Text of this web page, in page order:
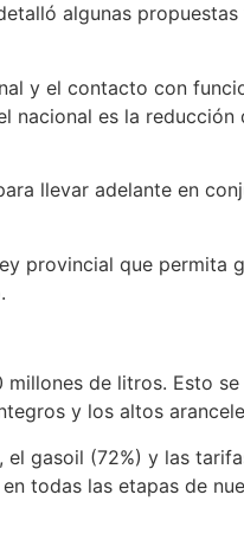
algunas
y el contacto con
nacional es la
llevar adelante en
provincial que permita
de litros. Esto
y los altos
gasoil (72%) y las
todas las etapas de